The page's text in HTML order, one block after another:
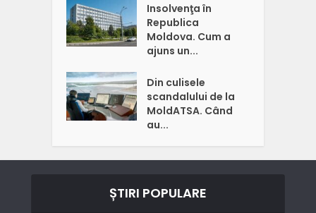
Insolvenţa în
Republica
Moldova. Cum a
ajuns un...
Din culisele
scandalului de la
MoldATSA. Când
au...
ȘTIRI POPULARE